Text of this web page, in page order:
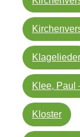
Klagelieder
Klee, Paul
Kloster